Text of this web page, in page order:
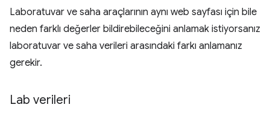
Laboratuvar ve saha araçlarının aynı web sayfası için bile
neden farklı değerler bildirebileceğini anlamak istiyorsanız
laboratuvar ve saha verileri arasındaki farkı anlamanız
gerekir.
Lab verileri